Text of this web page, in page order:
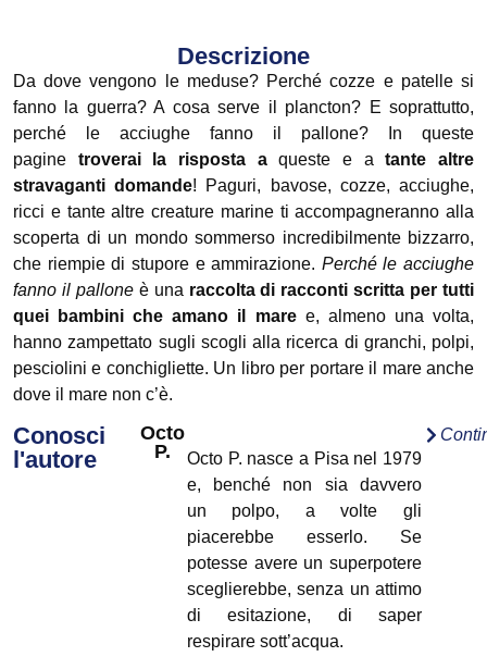
Descrizione
Da dove vengono le meduse? Perché cozze e patelle si
fanno la guerra? A cosa serve il plancton? E soprattutto,
perché le acciughe fanno il pallone? In queste
pagine troverai la risposta aqueste e atante altre
stravaganti domande! Paguri, bavose, cozze, acciughe,
ricci e tante altre creature marine ti accompagneranno alla
scoperta di un mondo sommerso incredibilmente bizzarro,
che riempie di stupore e ammirazione. Perché le acciughe
fanno il palloneè una raccolta di racconti scritta per tutti
quei bambini che amano il maree, almeno una volta,
hanno zampettato sugli scogli alla ricerca di granchi, polpi,
pesciolini e conchigliette. Un libro per portare il mare anche
dove il mare non c’è.
Conosci
l'autore
Octo
P.
Octo P. nasce a Pisa nel 1979
e, benché non sia davvero
un polpo, a volte gli
piacerebbe esserlo. Se
potesse avere un superpotere
sceglierebbe, senza un attimo
di esitazione, di saper
respirare sott’acqua.